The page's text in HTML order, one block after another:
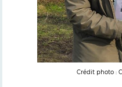
Crédit photo :